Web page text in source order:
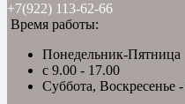
+7(922) 113-62-66
Время работы:
Понедельник-Пятница
с 9.00 - 17.00
Суббота, Воскресенье